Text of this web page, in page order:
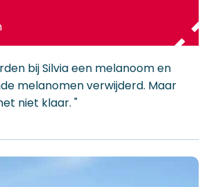
bij Silvia een melanoom en
melanomen verwijderd. Maar
niet klaar. "